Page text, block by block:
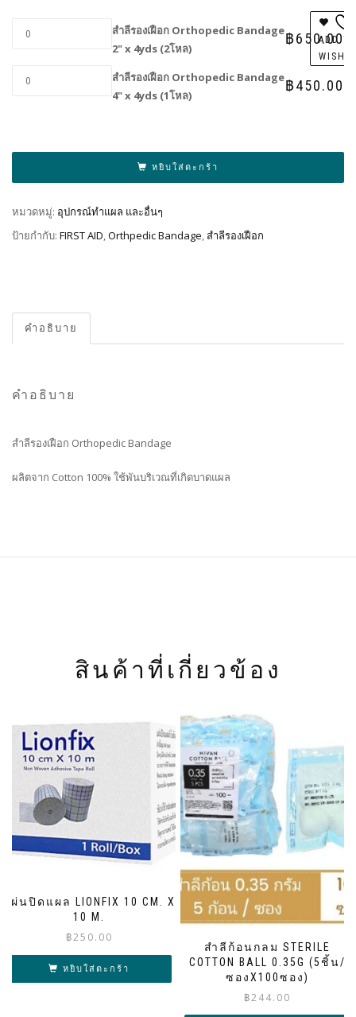
สำลีรองเฝือก Orthopedic Bandage
2" x 4yds (2โหล)
฿650.00
สำลีรองเฝือก Orthopedic Bandage
4" x 4yds (1โหล)
฿450.00
หยิบใส่ตะกร้า
ADD
หมวดหมู่: อุปกรณ์ทำแผล และอื่นๆ
ป้ายกำกับ: FIRST AID,Orthpedic Bandage, สำลีรองเฝือก
คำอธิบาย
คำอธิบาย
สำลีรองเฝือก Orthopedic Bandage
ผลิตจาก Cotton 100% ใช้พันบริเวณที่เกิดบาดแผล
สินค้าที่เกี่ยวข้อง
แผ่นปิดแผล LIONFIX 10 CM. X
10 M.
฿250.00
หยิบใส่ตะกร้า
สำลีก้อนกลม STERILE
COTTON BALL 0.35G (5ชิ้น/
ซองX100ซอง)
฿244.00